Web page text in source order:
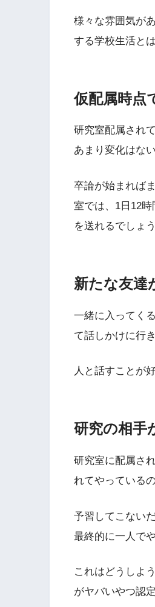
様々な雰囲気が
する学校生活と
仮配属時点
研究室配属され
あまり変化はな
卒論が始まれば
室では、1日12
を送れるでしょ
新たな友達
一緒に入ってく
て話しかけに行
人と話すことが
研究の相手
研究室に配属さ
れてやっている
予習してこない
最終的に一人で
これはどうしよ
がヤバいやつ認